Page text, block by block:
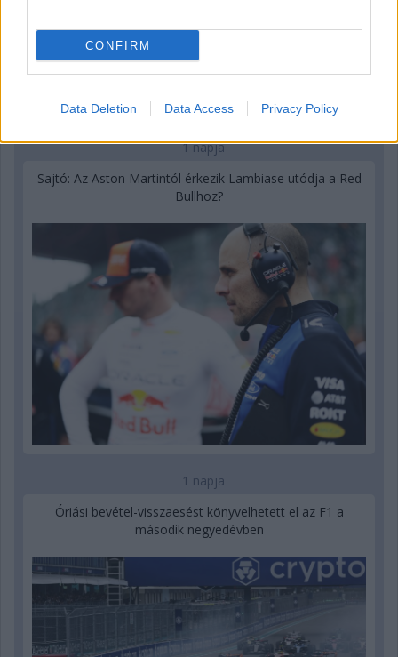
CONFIRM
Data Deletion Data Access Privacy Policy
1 napja
Sajtó: Az Aston Martintól érkezik Lambiase utódja a Red
Bullhoz?
1 napja
Óriási bevétel-visszaesést könyvelhetett el az F1 a
második negyedévben